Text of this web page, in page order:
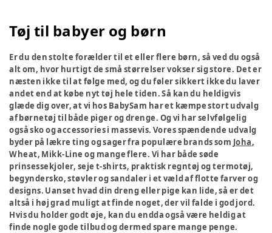
Tøj til babyer og børn
Er du den stolte forælder til et eller flere børn, så ved du også
alt om, hvor hurtigt de små størrelser vokser sig store. Det er
næsten ikke til at følge med, og du føler sikkert ikke du laver
andet end at købe nyt tøj hele tiden. Så kan du heldigvis
glæde dig over, at vi hos BabySam har et kæmpe stort udvalg
af børnetøj til både piger og drenge. Og vi har selvfølgelig
også sko og accessories i massevis. Vores spændende udvalg
byder på lækre ting og sager fra populære brands som Joha,
Wheat, Mikk-Line og mange flere. Vi har både søde
prinsessekjoler, seje t-shirts, praktisk regntøj og termotøj,
begyndersko, støvler og sandaler i et væld af flotte farver og
designs. Uanset hvad din dreng eller pige kan lide, så er det
altså i høj grad muligt at finde noget, der vil falde i god jord.
Hvis du holder godt øje, kan du endda også være heldig at
finde nogle gode tilbud og dermed spare mange penge.